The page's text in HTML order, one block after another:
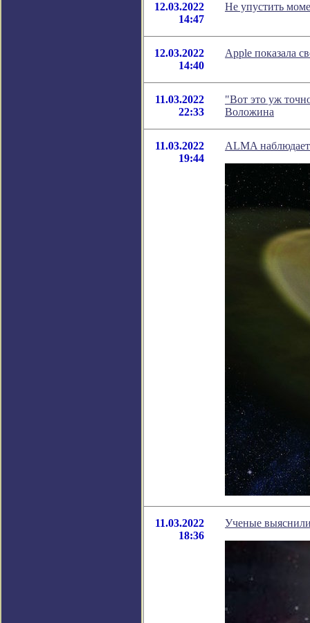
12.03.2022
14:47
Не упустить
12.03.2022
14:40
Apple показала
11.03.2022
22:33
"Вот это уж
Воложина
11.03.2022
19:44
ALMA
11.03.2022
18:36
Ученые выяснили